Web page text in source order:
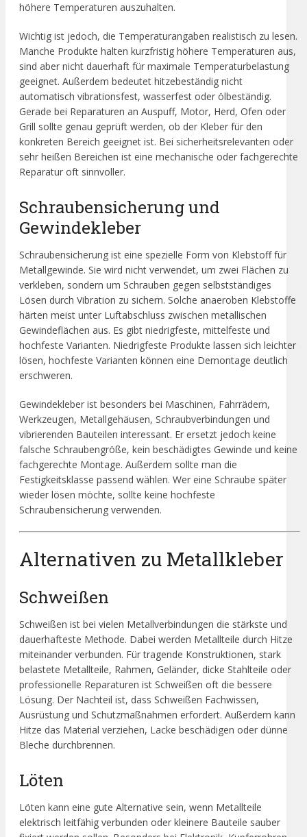
höhere Temperaturen auszuhalten.
Wichtig ist jedoch, die Temperaturangaben realistisch zu lesen.
Manche Produkte halten kurzfristig höhere Temperaturen aus,
sind aber nicht dauerhaft für maximale Temperaturbelastung
geeignet. Außerdem bedeutet hitzebeständig nicht
automatisch vibrationsfest, wasserfest oder ölbeständig.
Gerade bei Reparaturen an Auspuff, Motor, Herd, Ofen oder
Grill sollte genau geprüft werden, ob der Kleber für den
konkreten Bereich geeignet ist. Bei sicherheitsrelevanten oder
sehr heißen Bereichen ist eine mechanische oder fachgerechte
Reparatur oft sinnvoller.
Schraubensicherung und
Gewindekleber
Schraubensicherung ist eine spezielle Form von Klebstoff für
Metallgewinde. Sie wird nicht verwendet, um zwei Flächen zu
verkleben, sondern um Schrauben gegen selbstständiges
Lösen durch Vibration zu sichern. Solche anaeroben Klebstoffe
härten meist unter Luftabschluss zwischen metallischen
Gewindeflächen aus. Es gibt niedrigfeste, mittelfeste und
hochfeste Varianten. Niedrigfeste Produkte lassen sich leichter
lösen, hochfeste Varianten können eine Demontage deutlich
erschweren.
Gewindekleber ist besonders bei Maschinen, Fahrrädern,
Werkzeugen, Metallgehäusen, Schraubverbindungen und
vibrierenden Bauteilen interessant. Er ersetzt jedoch keine
falsche Schraubengröße, kein beschädigtes Gewinde und keine
fachgerechte Montage. Außerdem sollte man die
Festigkeitsklasse passend wählen. Wer eine Schraube später
wieder lösen möchte, sollte keine hochfeste
Schraubensicherung verwenden.
Alternativen zu Metallkleber
Schweißen
Schweißen ist bei vielen Metallverbindungen die stärkste und
dauerhafteste Methode. Dabei werden Metallteile durch Hitze
miteinander verbunden. Für tragende Konstruktionen, stark
belastete Metallteile, Rahmen, Geländer, dicke Stahlteile oder
professionelle Reparaturen ist Schweißen oft die bessere
Lösung. Der Nachteil ist, dass Schweißen Fachwissen,
Ausrüstung und Schutzmaßnahmen erfordert. Außerdem kann
Hitze das Material verziehen, Lacke beschädigen oder dünne
Bleche durchbrennen.
Löten
Löten kann eine gute Alternative sein, wenn Metallteile
elektrisch leitfähig verbunden oder kleinere Bauteile sauber